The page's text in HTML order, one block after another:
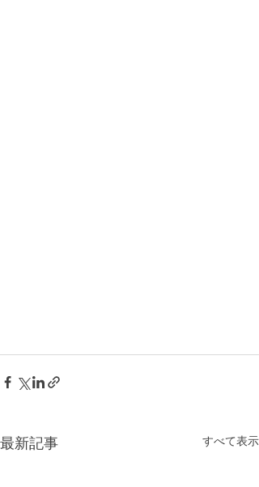
最新記事 すべて表示